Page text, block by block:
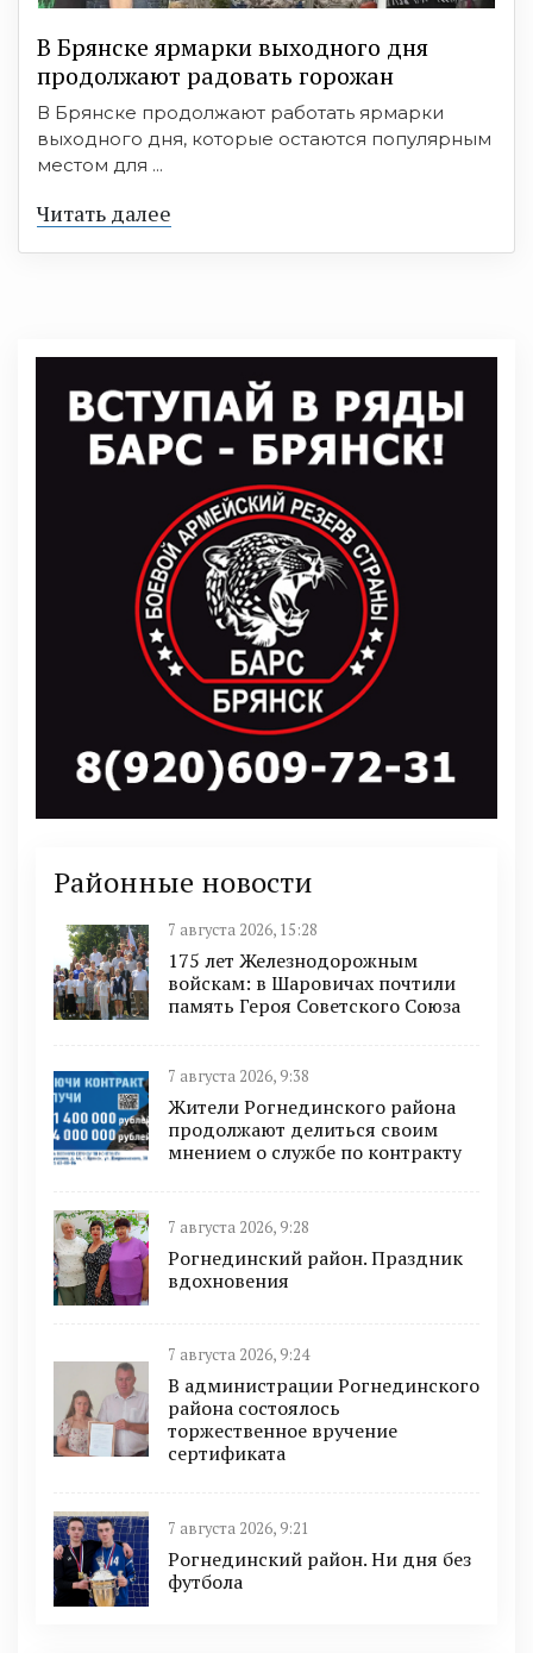
В Брянске ярмарки выходного дня
продолжают радовать горожан
В Брянске продолжают работать ярмарки
выходного дня, которые остаются популярным
местом для ...
Читать далее
Районные новости
7 августа 2026, 15:28
175 лет Железнодорожным
войскам: в Шаровичах почтили
память Героя Советского Союза
7 августа 2026, 9:38
Жители Рогнединского района
продолжают делиться своим
мнением о службе по контракту
7 августа 2026, 9:28
Рогнединский район. Праздник
вдохновения
7 августа 2026, 9:24
В администрации Рогнединского
района состоялось
торжественное вручение
сертификата
7 августа 2026, 9:21
Рогнединский район. Ни дня без
футбола